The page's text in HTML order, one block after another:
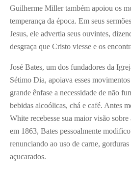
Guilherme Miller também apoiou os
temperança da época. Em seus
Jesus, ele advertia seus ouvintes,
desgraça que Cristo viesse e os
José Bates, um dos fundadores da
Sétimo Dia, apoiava esses
grande ênfase a necessidade de não
bebidas alcoólicas, chá e café. Antes
White recebesse sua maior visão sobre
em 1863, Bates pessoalmente
renunciando ao uso de carne,
açucarados.